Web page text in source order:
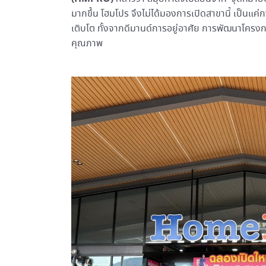
มากขึ้น โฮมโปร จึงไม่ได้มองการเปิดสาขานี้ เป็นแ
เติบโต ทั้งจากดีมานด์การอยู่อาศัย การพัฒนาโครง
คุณภาพ